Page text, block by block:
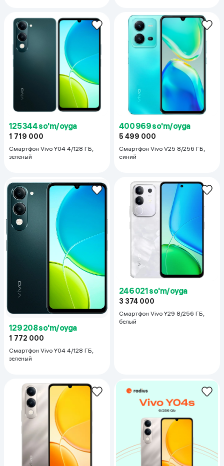
125 344 so'm/oyga
1 719 000
Смартфон Vivo Y04 4/128 ГБ,
зеленый
400 969 so'm/oyga
5 499 000
Смартфон Vivo V25 8/256 ГБ,
синий
129 208 so'm/oyga
1 772 000
Смартфон Vivo Y04 4/128 ГБ,
зеленый
246 021 so'm/oyga
3 374 000
Смартфон Vivo Y29 8/256 ГБ,
белый